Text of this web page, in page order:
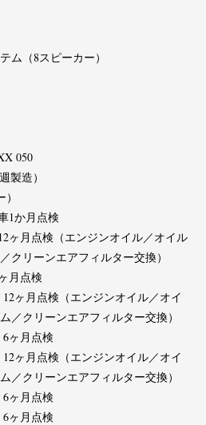
ム（8スピーカー）
050
製造）
1か月点検
月点検（エンジンオイル／オイル
クリーンエアフィルター交換）
月点検
ヶ月点検（エンジンオイル／オイ
／クリーンエアフィルター交換）
ヶ月点検
ヶ月点検（エンジンオイル／オイ
／クリーンエアフィルター交換）
ヶ月点検
ヶ月点検